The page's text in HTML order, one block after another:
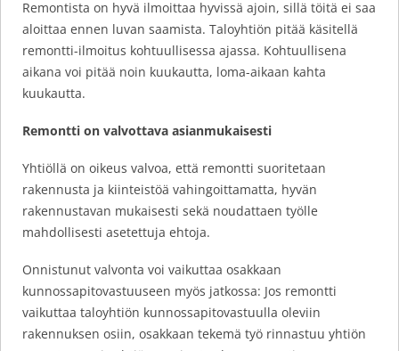
Remontista on hyvä ilmoittaa hyvissä ajoin, sillä töitä ei saa
aloittaa ennen luvan saamista. Taloyhtiön pitää käsitellä
remontti-ilmoitus kohtuullisessa ajassa. Kohtuullisena
aikana voi pitää noin kuukautta, loma-aikaan kahta
kuukautta.
Remontti on valvottava asianmukaisesti
Yhtiöllä on oikeus valvoa, että remontti suoritetaan
rakennusta ja kiinteistöä vahingoittamatta, hyvän
rakennustavan mukaisesti sekä noudattaen työlle
mahdollisesti asetettuja ehtoja.
Onnistunut valvonta voi vaikuttaa osakkaan
kunnossapitovastuuseen myös jatkossa: Jos remontti
vaikuttaa taloyhtiön kunnossapitovastuulla oleviin
rakennuksen osiin, osakkaan tekemä työ rinnastuu yhtiön